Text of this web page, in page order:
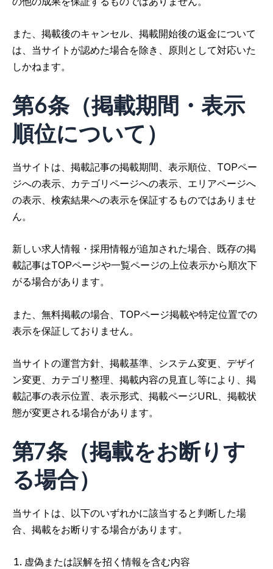
また、掲載後のキャンセル、掲載開始後の返金について
は、当サイトが認めた場合を除き、原則として対応いた
しかねます。
第6条（掲載期間・表示
順位について）
当サイトは、掲載記事の掲載期間、表示順位、TOPペー
ジへの表示、カテゴリページへの表示、エリアページへ
の表示、検索結果への表示を保証するものではありませ
ん。
新しい求人情報・採用情報が追加された場合、既存の掲
載記事はTOPページや一覧ページの上位表示から順次下
がる場合があります。
また、無料掲載の場合、TOPページ掲載や特定位置での
表示を保証しておりません。
当サイトの運営方針、掲載基準、システム変更、デザイ
ン変更、カテゴリ整理、掲載内容の見直し等により、掲
載記事の表示位置、表示形式、掲載ページURL、掲載状
態が変更される場合があります。
第7条（掲載をお断りす
る場合）
当サイトは、以下のいずれかに該当すると判断した場
合、掲載をお断りする場合があります。
虚偽または誤解を招く情報を含む内容